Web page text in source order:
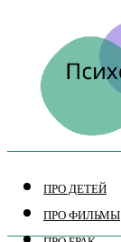
ПРО ДЕТЕЙ
ПРО ФИЛЬМЫ